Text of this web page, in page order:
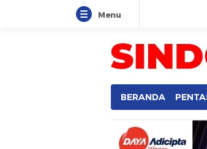
Menu
BERANDA